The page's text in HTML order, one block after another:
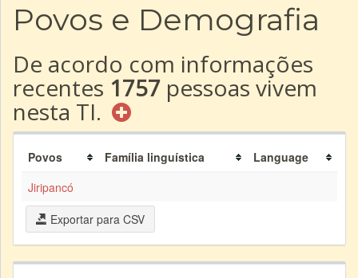
Povos e Demografia
De acordo com informações
recentes 1757 pessoas vivem
nesta TI.
Povos Família linguística
Language
Jiripancó
Exportar para CSV